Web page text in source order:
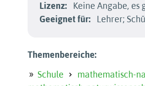
Lizenz:
Keine Angabe,
Geeignet für:
Lehrer;
Themenbereiche:
Schule
mathematisch-